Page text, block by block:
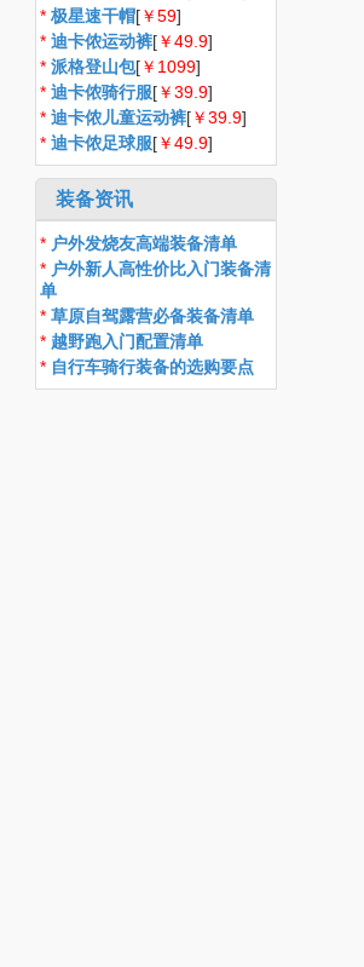
* 极星速干帽[￥59]
* 迪卡侬运动裤[￥49.9]
* 派格登山包[￥1099]
* 迪卡侬骑行服[￥39.9]
* 迪卡侬儿童运动裤[￥39.9]
* 迪卡侬足球服[￥49.9]
装备资讯
* 户外发烧友高端装备清单
* 户外新人高性价比入门装备清
单
* 草原自驾露营必备装备清单
* 越野跑入门配置清单
* 自行车骑行装备的选购要点